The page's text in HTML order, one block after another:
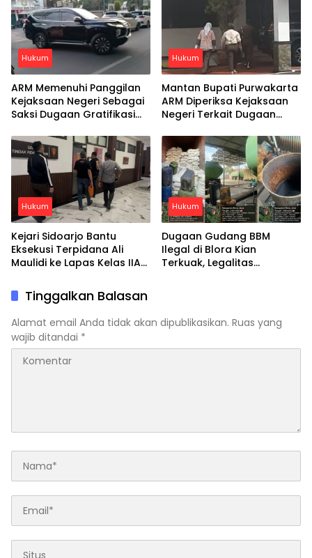
Hukum
ARM Memenuhi Panggilan
Kejaksaan Negeri Sebagai
Saksi Dugaan Gratifikasi
Hukum
Mantan Bupati Purwakarta
ARM Diperiksa Kejaksaan
Negeri Terkait Dugaan
Hukum
Kejari Sidoarjo Bantu
Eksekusi Terpidana Ali
Maulidi ke Lapas Kelas IIA
Hukum
Dugaan Gudang BBM
Ilegal di Blora Kian
Terkuak, Legalitas
Tinggalkan Balasan
Alamat email Anda tidak akan dipublikasikan. Ruas yang
wajib ditandai *